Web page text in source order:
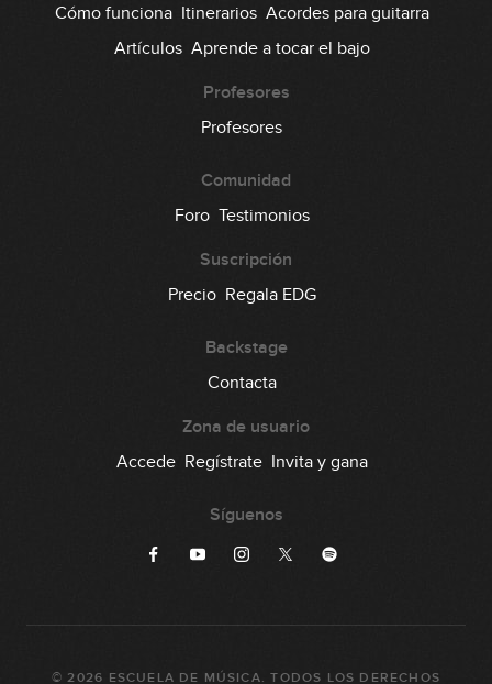
Cómo funciona Itinerarios Acordes para guitarra
Artículos Aprende a tocar el bajo
Profesores
Profesores
Comunidad
Foro Testimonios
Suscripción
Precio Regala EDG
Backstage
Contacta
Zona de usuario
Accede Regístrate Invita y gana
Síguenos
©2026 ESCUELA DE MÚSICA. TODOS LOS DERECHOS